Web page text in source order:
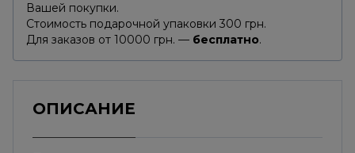
Вашей покупки.
Стоимость подарочной упаковки 300 грн.
Для заказов от 10000 грн. — бесплатно.
ОПИСАНИЕ